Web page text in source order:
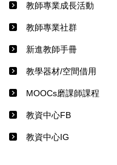
教師專業成長活動
教師專業社群
新進教師手冊
教學器材/空間借用
MOOCs磨課師課程
教資中心FB
教資中心IG